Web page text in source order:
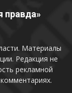
правда»
Материалы
Редакция не
рекламной